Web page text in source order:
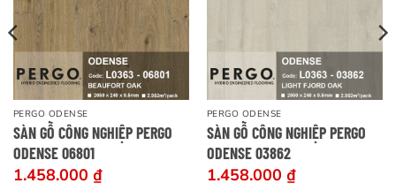
PERGO ODENSE
SÀN GỖ CÔNG NGHIỆP PERGO
ODENSE 06801
1.458.000 ₫
PERGO ODENSE
SÀN GỖ CÔNG NGHIỆP PERGO
ODENSE 03862
1.458.000 ₫